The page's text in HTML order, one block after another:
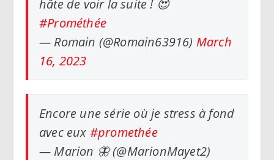
hâte de voir la suite ! 😍
#Prométhée
— Romain (@Romain63916) March
16, 2023
Encore une série où je stress à fond
avec eux #promethée
— Marion 🦋 (@MarionMayet2)